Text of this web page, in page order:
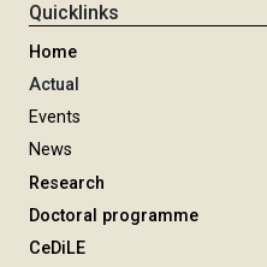
Quicklinks
Home
Actual
Events
News
Research
Doctoral programme
CeDiLE